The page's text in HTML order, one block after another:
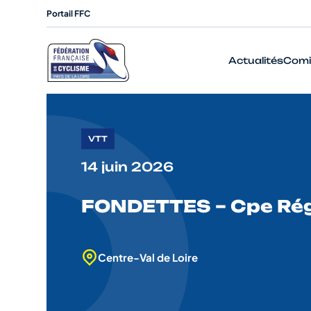
Portail FFC
Actualités
VTT
14 juin 2026
FONDETTES – Cpe
Centre-Val de Loire